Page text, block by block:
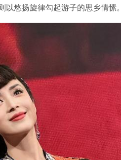
悠扬旋律勾起游子的思乡情愫。